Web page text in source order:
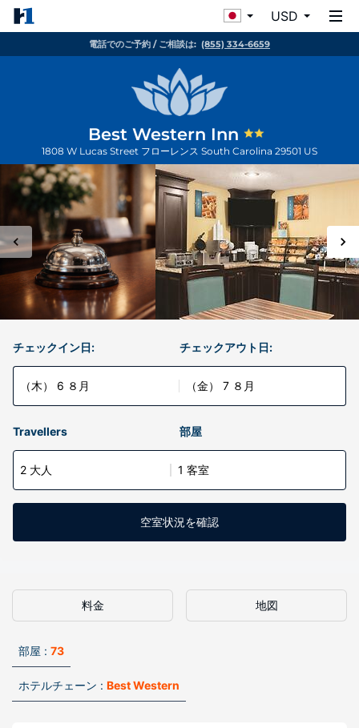
USD
電話でのご予約 / ご相談は: (855) 334-6659
Best Western Inn
1808 W Lucas Street フローレンス South Carolina 29501 US
チェックイン日:
（木） 6 ８月
チェックアウト日:
（金） 7 ８月
Travellers 部屋
2 大人 1 客室
空室状況を確認
料金 地図
部屋 : 73
ホテルチェーン : Best Western